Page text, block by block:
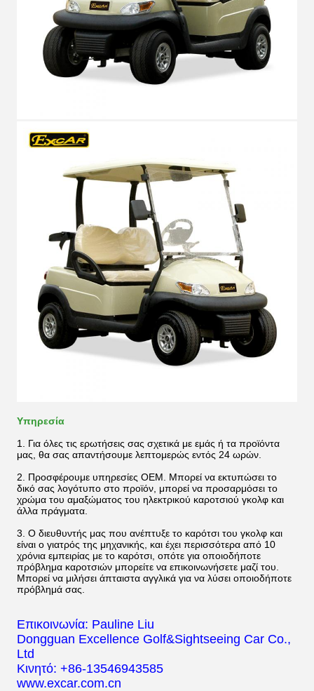
Υπηρεσία
1. Για όλες τις ερωτήσεις σας σχετικά με εμάς ή τα προϊόντα
μας, θα σας απαντήσουμε λεπτομερώς εντός 24 ωρών.
2. Προσφέρουμε υπηρεσίες OEM. Μπορεί να εκτυπώσει το
δικό σας λογότυπο στο προϊόν, μπορεί να προσαρμόσει το
χρώμα του αμαξώματος του ηλεκτρικού καροτσιού γκολφ και
άλλα πράγματα.
3. Ο διευθυντής μας που ανέπτυξε το καρότσι του γκολφ και
είναι ο γιατρός της μηχανικής, και έχει περισσότερα από 10
χρόνια εμπειρίας με το καρότσι, οπότε για οποιοδήποτε
πρόβλημα καροτσιών μπορείτε να επικοινωνήσετε μαζί του.
Μπορεί να μιλήσει άπταιστα αγγλικά για να λύσει οποιοδήποτε
πρόβλημά σας.
Επικοινωνία: Pauline Liu
Dongguan Excellence Golf&Sightseeing Car Co.,
Ltd
Κινητό: +86-13546943585
www.excar.com.cn